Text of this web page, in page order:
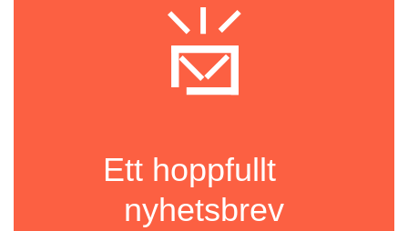
Ett hoppfullt
nyhetsbrev